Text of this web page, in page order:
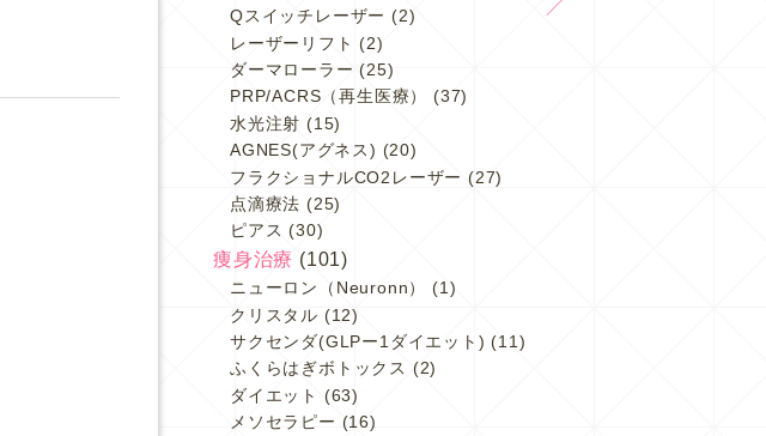
Qスイッチレーザー (2)
レーザーリフト (2)
ダーマローラー (25)
PRP/ACRS（再生医療）
(37)
水光注射 (15)
AGNES(アグネス) (20)
フラクショナルCO2レーザー (27)
点滴療法 (25)
ピアス (30)
痩身治療 (101)
ニューロン（Neuronn）
(1)
クリスタル (12)
サクセンダ(GLPー1ダイエット) (11)
ふくらはぎボトックス (2)
ダイエット (63)
メソセラピー (16)